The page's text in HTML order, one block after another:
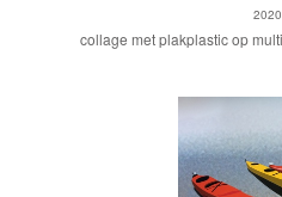
2020
collage met plakplastic op